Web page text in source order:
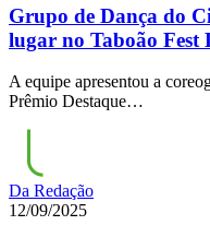
Grupo de Dança do
lugar no Taboão Fest
A equipe apresentou a
Prêmio Destaque…
Da Redação
12/09/2025